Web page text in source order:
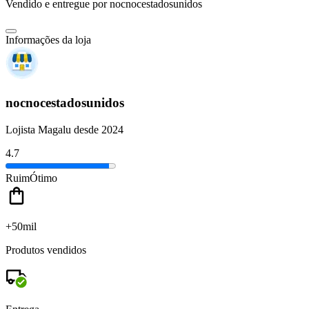
Vendido e entregue por nocnocestadosunidos
Informações da loja
nocnocestadosunidos
Lojista Magalu desde 2024
4.7
RuimÓtimo
+50mil
Produtos vendidos